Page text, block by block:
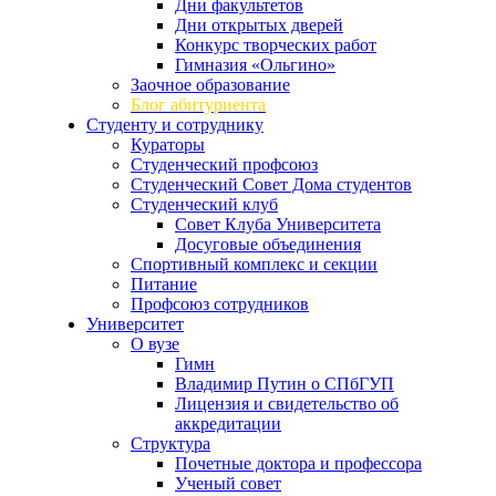
Дни факультетов
Дни открытых дверей
Конкурс творческих работ
Гимназия «Ольгино»
Заочное образование
Блог абитуриента
Студенту и сотруднику
Кураторы
Студенческий профсоюз
Студенческий Совет Дома студентов
Студенческий клуб
Совет Клуба Университета
Досуговые объединения
Спортивный комплекс и секции
Питание
Профсоюз сотрудников
Университет
О вузе
Гимн
Владимир Путин о СПбГУП
Лицензия и свидетельство об
аккредитации
Структура
Почетные доктора и профессора
Ученый совет